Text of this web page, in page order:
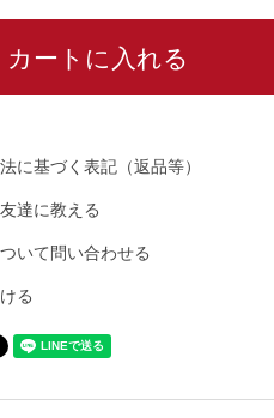
に基づく表記（返品等）
達に教える
いて問い合わせる
る